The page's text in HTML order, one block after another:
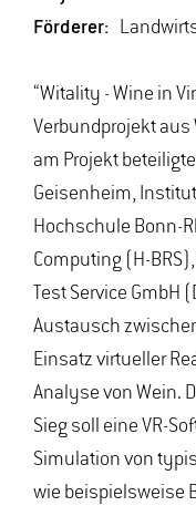
Förderer:
“Witality - Wine in
Verbundprojekt aus
am Projekt
Geisenheim,
Hochschule Bonn-
Computing (H-
Test Service GmbH
Austausch
Einsatz virtueller
Analyse von Wein.
Sieg soll eine VR-
Simulation von
wie beispielsweise